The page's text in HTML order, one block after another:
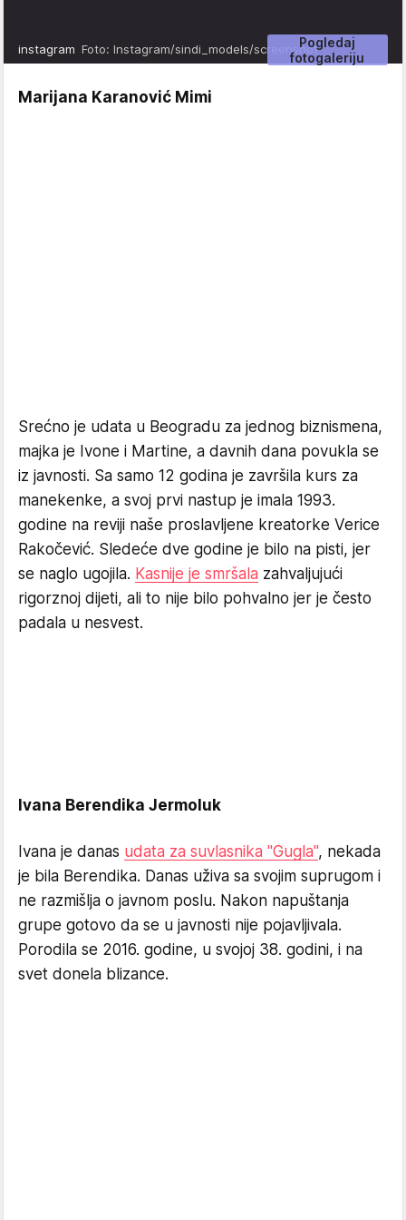
Pogledaj
fotogaleriju
instagram Foto: Instagram/sindi_models/screenshot
Marijana Karanović Mimi
Srećno je udata u Beogradu za jednog biznismena,
majka je Ivone i Martine, a davnih dana povukla se
iz javnosti. Sa samo 12 godina je završila kurs za
manekenke, a svoj prvi nastup je imala 1993.
godine na reviji naše proslavljene kreatorke Verice
Rakočević. Sledeće dve godine je bilo na pisti, jer
se naglo ugojila. Kasnije je smršala zahvaljujući
rigorznoj dijeti, ali to nije bilo pohvalno jer je često
padala u nesvest.
Ivana Berendika Jermoluk
Ivana je danas udata za suvlasnika "Gugla", nekada
je bila Berendika. Danas uživa sa svojim suprugom i
ne razmišlja o javnom poslu. Nakon napuštanja
grupe gotovo da se u javnosti nije pojavljivala.
Porodila se 2016. godine, u svojoj 38. godini, i na
svet donela blizance.